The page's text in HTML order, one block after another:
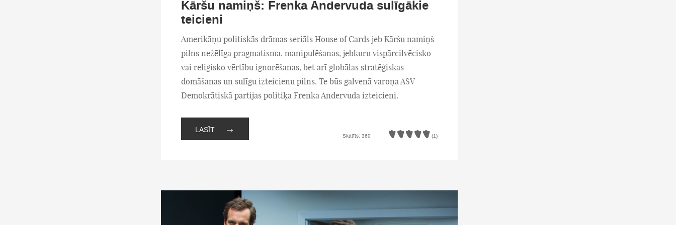
Kāršu namiņš: Frenka Andervuda sulīgākie
teicieni
Amerikāņu politiskās drāmas seriāls House of Cards jeb Kāršu namiņš
pilns nežēlīga pragmatisma, manipulēšanas, jebkuru vispārcilvēcisko
vai reliģisko vērtību ignorēšanas, bet arī globālas stratēģiskas
domāšanas un sulīgu izteicienu pilns. Te būs galvenā varoņa ASV
Demokrātiskā partijas politiķa Frenka Andervuda izteicieni.
LASĪT →
Skatīts: 360 (1)